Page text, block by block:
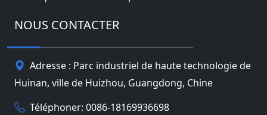
NOUS CONTACTER
Adresse : Parc industriel de haute technologie de
Huinan, ville de Huizhou, Guangdong, Chine
Téléphoner: 0086-18169936698